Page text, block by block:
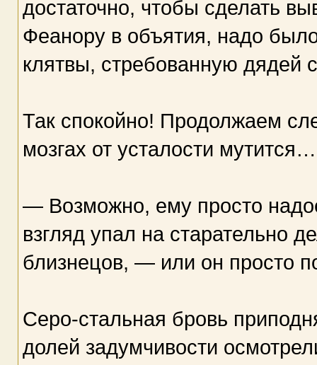
достаточно, чтобы сделать
Феанору в объятия, надо
клятвы, стребованную дядей
Так спокойно! Продолжаем
мозгах от усталости мутится…
— Возможно, ему просто
взгляд упал на старательно
близнецов, — или он просто
Серо-стальная бровь
долей задумчивости